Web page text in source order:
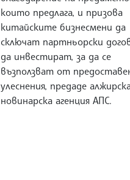
които предлага, и призова
китайските бизнесмени да
сключат партньорски
да инвестират, за да се
възползват от
улеснения, предаде
новинарска агенция АПС.